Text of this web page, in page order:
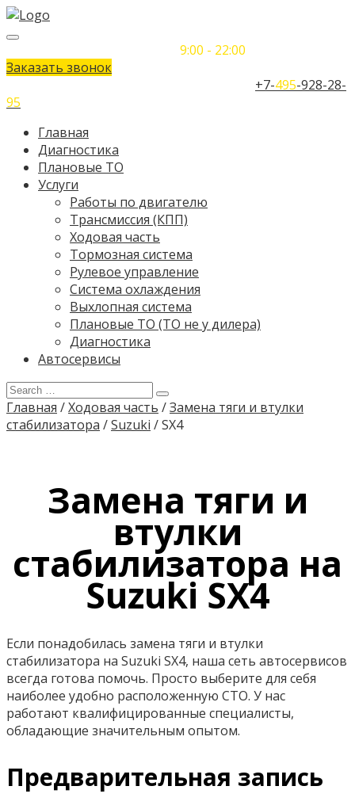
9:00 - 22:00
Заказать звонок
+7-495-928-28-
95
Главная
Диагностика
Плановые ТО
Услуги
Работы по двигателю
Трансмиссия (КПП)
Ходовая часть
Тормозная система
Рулевое управление
Система охлаждения
Выхлопная система
Плановые ТО (ТО не у дилера)
Диагностика
Автосервисы
Главная /Ходовая часть /Замена тяги и втулки
стабилизатора /Suzuki /SX4
Замена тяги и
втулки
стабилизатора на
Suzuki SX4
Если понадобилась замена тяги и втулки
стабилизатора на Suzuki SX4, наша сеть автосервисов
всегда готова помочь. Просто выберите для себя
наиболее удобно расположенную СТО. У нас
работают квалифицированные специалисты,
обладающие значительным опытом.
Предварительная запись